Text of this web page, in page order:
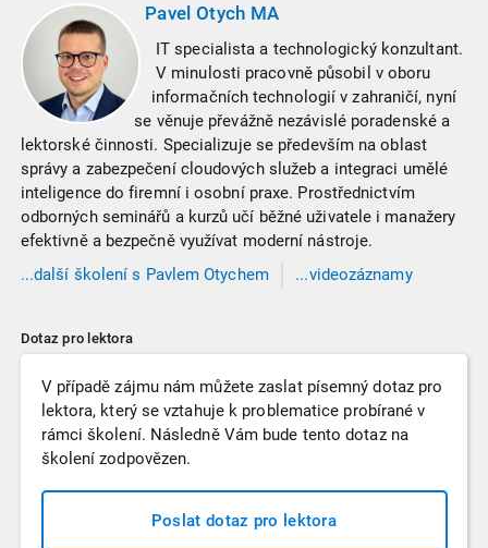
Pavel Otych MA
IT specialista a technologický konzultant.
V minulosti pracovně působil v oboru
informačních technologií v zahraničí, nyní
se věnuje převážně nezávislé poradenské a
lektorské činnosti. Specializuje se především na oblast
správy a zabezpečení cloudových služeb a integraci umělé
inteligence do firemní i osobní praxe. Prostřednictvím
odborných seminářů a kurzů učí běžné uživatele i manažery
efektivně a bezpečně využívat moderní nástroje.
...další školení s Pavlem Otychem
...videozáznamy
Dotaz pro lektora
V případě zájmu nám můžete zaslat písemný dotaz pro
lektora, který se vztahuje k problematice probírané v
rámci školení. Následně Vám bude tento dotaz na
školení zodpovězen.
Poslat dotaz pro lektora